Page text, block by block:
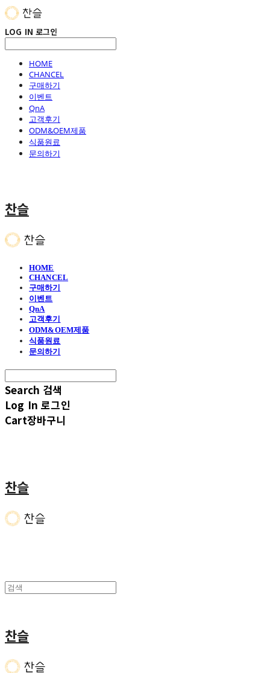
LOG IN 로그인
HOME
CHANCEL
구매하기
이벤트
QnA
고객후기
ODM&OEM제품
식품원료
문의하기
찬슬
HOME
CHANCEL
구매하기
이벤트
QnA
고객후기
ODM&OEM제품
식품원료
문의하기
Search 검색
Log In 로그인
Cart장바구니
찬슬
찬슬